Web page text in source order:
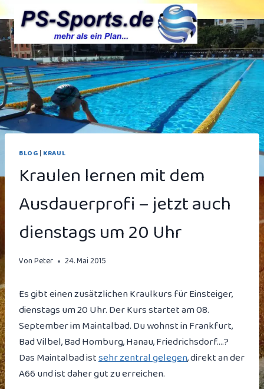
Zum
Inhalt
springen
BLOG | KRAUL
Kraulen lernen mit dem
Ausdauerprofi – jetzt auch
dienstags um 20 Uhr
VonPeter 24. Mai 2015
Es gibt einen zusätzlichen Kraulkurs für Einsteiger,
dienstags um 20 Uhr. Der Kurs startet am 08.
September im Maintalbad. Du wohnst in Frankfurt,
Bad Vilbel, Bad Homburg, Hanau, Friedrichsdorf….?
Das Maintalbad istsehr zentral gelegen, direkt an der
A66 und ist daher gut zu erreichen.